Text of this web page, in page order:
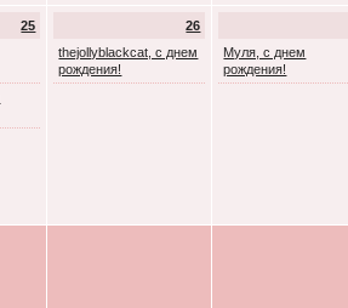
25
26
thejollyblackcat, с днем
рождения!
Муля, с днем
рождения!